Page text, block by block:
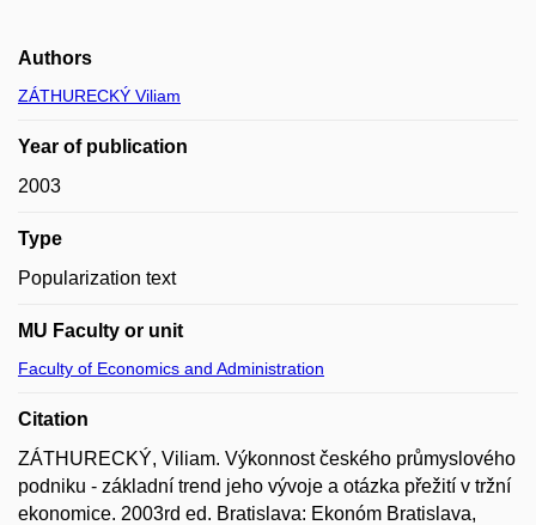
Authors
ZÁTHURECKÝ Viliam
Year of publication
2003
Type
Popularization text
MU Faculty or unit
Faculty of Economics and Administration
Citation
ZÁTHURECKÝ, Viliam. Výkonnost českého průmyslového
podniku - základní trend jeho vývoje a otázka přežití v tržní
ekonomice. 2003rd ed. Bratislava: Ekonóm Bratislava,